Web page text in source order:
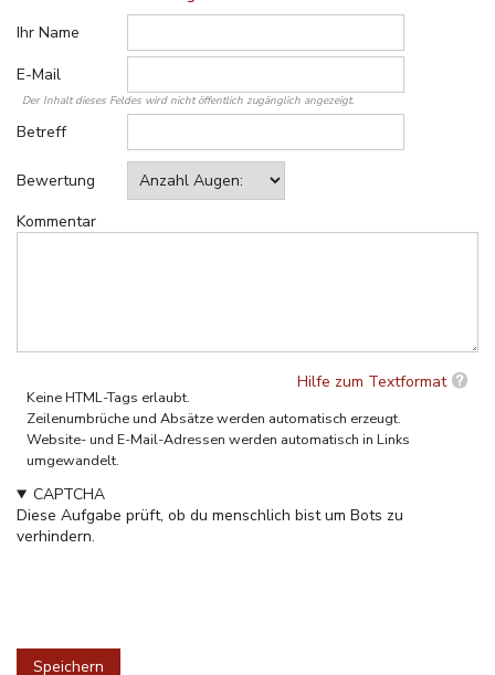
Ihr Name
E-Mail
Der Inhalt dieses Feldes wird nicht öffentlich zugänglich angezeigt.
Betreff
Bewertung
Kommentar
Hilfe zum Textformat
Keine HTML-Tags erlaubt.
Zeilenumbrüche und Absätze werden automatisch erzeugt.
Website- und E-Mail-Adressen werden automatisch in Links
umgewandelt.
CAPTCHA
Diese Aufgabe prüft, ob du menschlich bist um Bots zu
verhindern.